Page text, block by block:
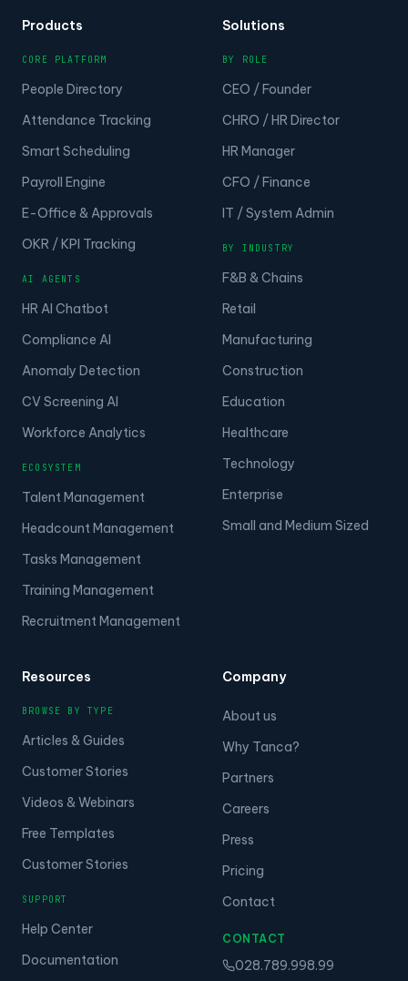
Products
CORE PLATFORM
People Directory
Attendance Tracking
Smart Scheduling
Payroll Engine
E-Office & Approvals
OKR / KPI Tracking
AI AGENTS
HR AI Chatbot
Compliance AI
Anomaly Detection
CV Screening AI
Workforce Analytics
ECOSYSTEM
Talent Management
Headcount Management
Tasks Management
Training Management
Solutions
BY ROLE
CEO / Founder
CHRO / HR Director
HR Manager
CFO / Finance
IT / System Admin
BY INDUSTRY
F&B & Chains
Retail
Manufacturing
Construction
Education
Healthcare
Technology
Enterprise
Resources
BROWSE BY TYPE
Articles & Guides
Customer Stories
Videos & Webinars
Free Templates
Customer Stories
SUPPORT
Help Center
Company
About us
Why Tanca?
Partners
Careers
Press
Pricing
Contact
CONTACT